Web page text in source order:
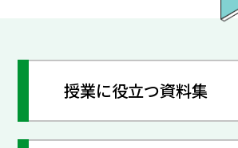
授業に役立つ資料集